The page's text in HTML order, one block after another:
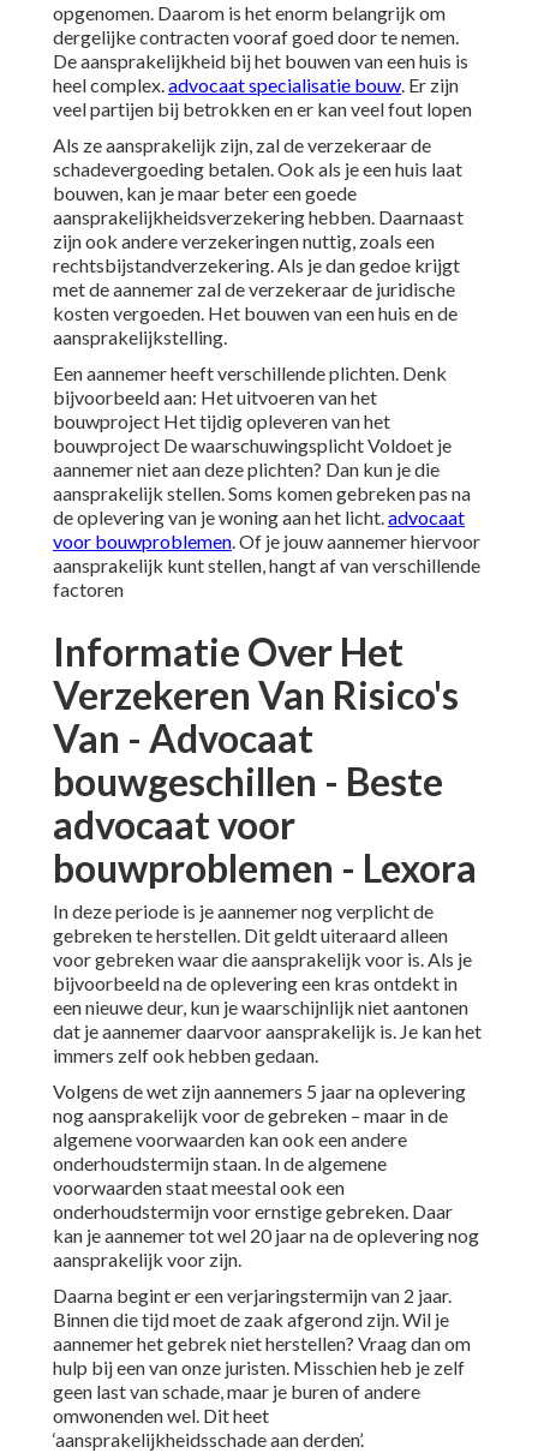
opgenomen. Daarom is het enorm belangrijk om
dergelijke contracten vooraf goed door te nemen.
De aansprakelijkheid bij het bouwen van een huis is
heel complex.advocaat specialisatie bouw. Er zijn
veel partijen bij betrokken en er kan veel fout lopen
Als ze aansprakelijk zijn, zal de verzekeraar de
schadevergoeding betalen. Ook als je een huis laat
bouwen, kan je maar beter een goede
aansprakelijkheidsverzekering hebben. Daarnaast
zijn ook andere verzekeringen nuttig, zoals een
rechtsbijstandverzekering. Als je dan gedoe krijgt
met de aannemer zal de verzekeraar de juridische
kosten vergoeden. Het bouwen van een huis en de
aansprakelijkstelling.
Een aannemer heeft verschillende plichten. Denk
bijvoorbeeld aan: Het uitvoeren van het
bouwproject Het tijdig opleveren van het
bouwproject De waarschuwingsplicht Voldoet je
aannemer niet aan deze plichten? Dan kun je die
aansprakelijk stellen. Soms komen gebreken pas na
de oplevering van je woning aan het licht.advocaat
voor bouwproblemen. Of je jouw aannemer hiervoor
aansprakelijk kunt stellen, hangt af van verschillende
factoren
Informatie Over Het
Verzekeren Van Risico's
Van - Advocaat
bouwgeschillen - Beste
advocaat voor
bouwproblemen - Lexora
In deze periode is je aannemer nog verplicht de
gebreken te herstellen. Dit geldt uiteraard alleen
voor gebreken waar die aansprakelijk voor is. Als je
bijvoorbeeld na de oplevering een kras ontdekt in
een nieuwe deur, kun je waarschijnlijk niet aantonen
dat je aannemer daarvoor aansprakelijk is. Je kan het
immers zelf ook hebben gedaan.
Volgens de wet zijn aannemers 5 jaar na oplevering
nog aansprakelijk voor de gebreken – maar in de
algemene voorwaarden kan ook een andere
onderhoudstermijn staan. In de algemene
voorwaarden staat meestal ook een
onderhoudstermijn voor ernstige gebreken. Daar
kan je aannemer tot wel 20 jaar na de oplevering nog
aansprakelijk voor zijn.
Daarna begint er een verjaringstermijn van 2 jaar.
Binnen die tijd moet de zaak afgerond zijn. Wil je
aannemer het gebrek niet herstellen? Vraag dan om
hulp bij een van onze juristen. Misschien heb je zelf
geen last van schade, maar je buren of andere
omwonenden wel. Dit heet
‘aansprakelijkheidsschade aan derden’.